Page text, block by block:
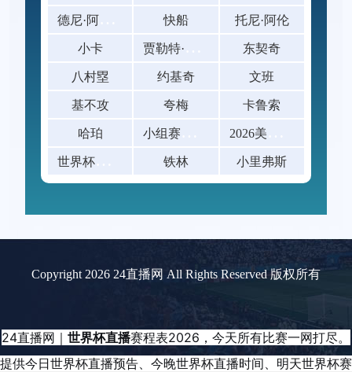
快船 托尼·阿伦
小卡 东契奇
八村塁 约基奇 文班
基不攻 夸梅 卡鲁索
哈珀
铁林 小里弗斯
Copyright 2026 24直播网 All Rights Reserved 版权所有
24直播网｜ 世界杯直播赛程表2026，今天所有比赛一网打尽。
提供今日世界杯直播预告、今晚世界杯直播时间、明天世界杯赛